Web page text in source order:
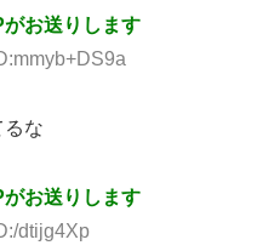
お送りします
な
お送りします
dtijg4Xp